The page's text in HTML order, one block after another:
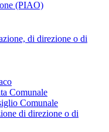
(PIAO)
di direzione o di
Comunale
Comunale
di direzione o di